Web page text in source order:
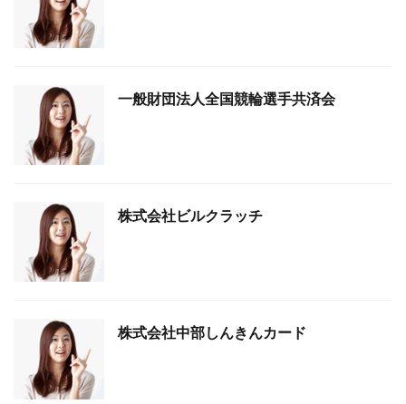
一般財団法人全国競輪選手共済会
株式会社ビルクラッチ
株式会社中部しんきんカード